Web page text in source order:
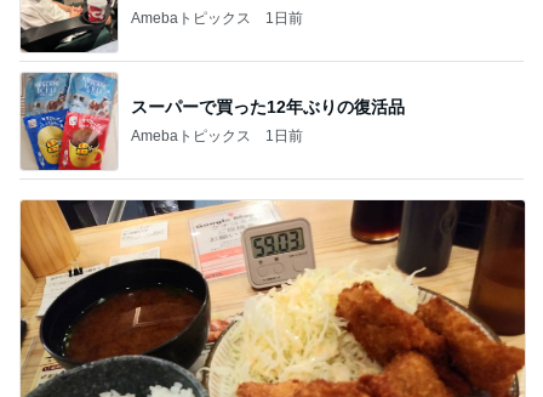
Amebaトピックス 1日前
スーパーで買った12年ぶりの復活品
Amebaトピックス 1日前